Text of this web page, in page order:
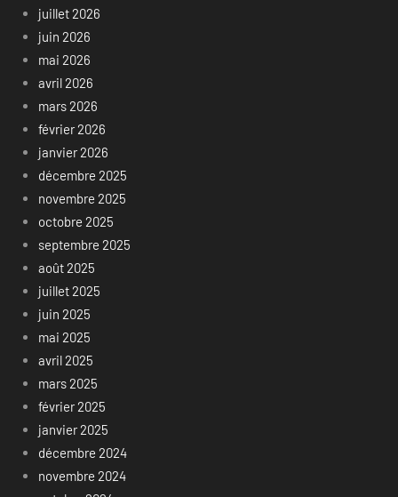
juillet 2026
juin 2026
mai 2026
avril 2026
mars 2026
février 2026
janvier 2026
décembre 2025
novembre 2025
octobre 2025
septembre 2025
août 2025
juillet 2025
juin 2025
mai 2025
avril 2025
mars 2025
février 2025
janvier 2025
décembre 2024
novembre 2024